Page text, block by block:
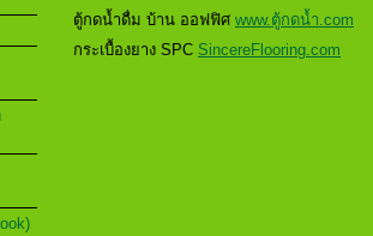
ตู้กดน้ำดื่ม บ้าน ออฟฟิศ www.ตู้กดน้ำ.com
กระเบื้องยาง SPC SincereFlooring.com